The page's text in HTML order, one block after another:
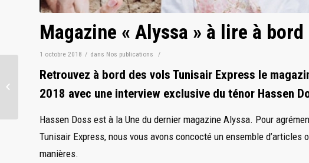
Magazine « Alyssa » à lire à
1 octobre 2018 / dans Nos publications /
Retrouvez à bord des vols Tunisair Express le
2018 avec une interview exclusive du ténor Hassen
Hassen Doss est à la Une du dernier magazine Alyssa. Pour
Tunisair Express, nous vous avons concocté un ensemble
manières.
Forever Living Products:
avec Markédia pour une